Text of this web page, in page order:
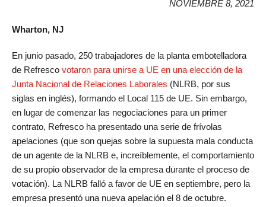
NOVIEMBRE 8, 2021
Wharton, NJ
En junio pasado, 250 trabajadores de la planta embotelladora
de Refresco votaron para unirse a UE en una elección de la
Junta Nacional de Relaciones Laborales (NLRB, por sus
siglas en inglés), formando el Local 115 de UE. Sin embargo,
en lugar de comenzar las negociaciones para un primer
contrato, Refresco ha presentado una serie de frívolas
apelaciones (que son quejas sobre la supuesta mala conducta
de un agente de la NLRB e, increíblemente, el comportamiento
de su propio observador de la empresa durante el proceso de
votación). La NLRB falló a favor de UE en septiembre, pero la
empresa presentó una nueva apelación el 8 de octubre.